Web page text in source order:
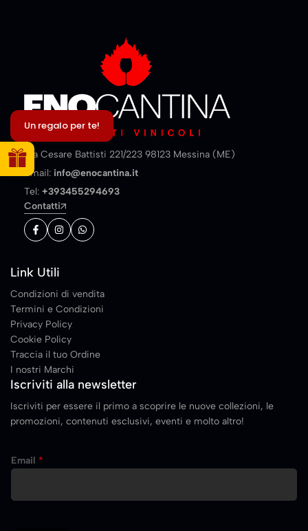
Via Cesare Battisti 221/223 98123 Messina (ME)
Email: info@enocantina.it
Tel: +393455294693
Contatti
Link Utili
Condizioni di vendita
Termini e Condizioni
Privacy Policy
Cookie Policy
Traccia il tuo Ordine
I nostri Marchi
Iscriviti alla newsletter
Iscriviti per essere il primo a scoprire le nuove collezioni, le
promozioni, contenuti esclusivi, eventi e molto altro!
m
i
Email *
Un regalo per te!